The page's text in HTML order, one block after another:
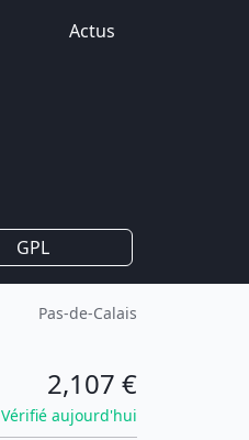
Actus
GPL
Pas-de-Calais
2,107 €
Vérifié aujourd'hui